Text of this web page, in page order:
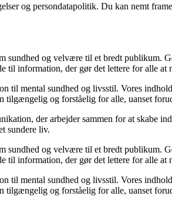
og persondatapolitik. Du kan nemt
sundhed og velvære til et bredt publikum.
information, der gør det lettere for alle at
til mental sundhed og livsstil. Vores
tilgængelig og forståelig for alle, uanset
der arbejder sammen for at skabe
sundere liv.
sundhed og velvære til et bredt publikum.
information, der gør det lettere for alle at
til mental sundhed og livsstil. Vores
tilgængelig og forståelig for alle, uanset